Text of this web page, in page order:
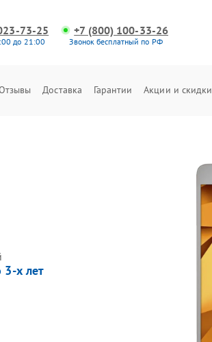
73-25
до 21:00
+7 (800) 100-33-26
Звонок бесплатный по РФ
Доставка Гарантии Акции и скидки
3-х лет